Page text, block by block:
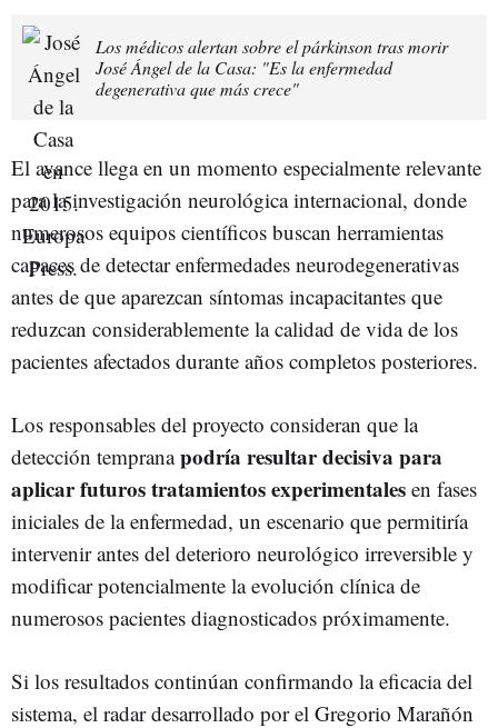
Los médicos alertan sobre el párkinson tras morir
José Ángel de la Casa: "Es la enfermedad
degenerativa que más crece"
El avance llega en un momento especialmente relevante
para la investigación neurológica internacional, donde
numerosos equipos científicos buscan herramientas
capaces de detectar enfermedades neurodegenerativas
antes de que aparezcan síntomas incapacitantes que
reduzcan considerablemente la calidad de vida de los
pacientes afectados durante años completos posteriores.
Los responsables del proyecto consideran que la
detección tempranapodría resultar decisiva para
aplicar futuros tratamientos experimentales en fases
iniciales de la enfermedad, un escenario que permitiría
intervenir antes del deterioro neurológico irreversible y
modificar potencialmente la evolución clínica de
numerosos pacientes diagnosticados próximamente.
Si los resultados continúan confirmando la eficacia del
sistema, el radar desarrollado por el Gregorio Marañón